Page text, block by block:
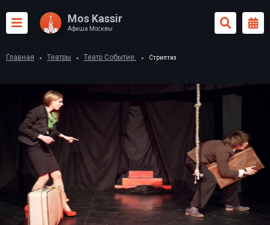
Mos Kassir
Афиша Москвы
Главная Театры Театр Событие. Стриптиз